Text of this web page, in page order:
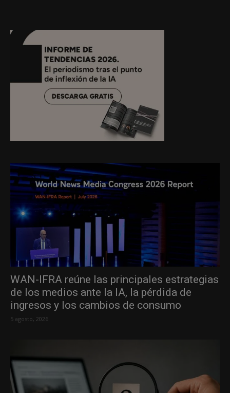
WAN-IFRA reúne las principales estrategias
de los medios ante la IA, la pérdida de
ingresos y los cambios de consumo
5 agosto, 2026